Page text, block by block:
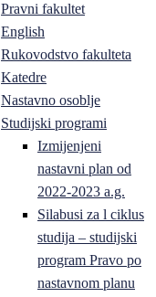
Pravni fakultet
English
Rukovodstvo fakulteta
Katedre
Nastavno osoblje
Studijski programi
Izmijenjeni
nastavni plan od
2022-2023 a.g.
Silabusi za l ciklus
studija – studijski
program Pravo po
nastavnom planu